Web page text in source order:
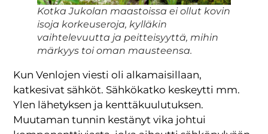
Kotka Jukolan maastoissa ei ollut kovin
isoja korkeuseroja, kylläkin
vaihtelevuutta ja peitteisyyttä, mihin
märkyys toi oman mausteensa.
Kun Venlojen viesti oli alkamaisillaan,
katkesivat sähköt. Sähkökatko keskeytti mm.
Ylen lähetyksen ja kenttäkuulutuksen.
Muutaman tunnin kestänyt vika johtui